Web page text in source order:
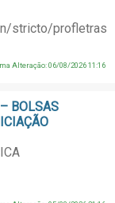
stricto/profletras
Alteração: 06/08/2026 11:16
BOLSAS